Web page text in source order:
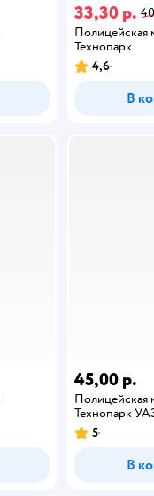
33,30 р.
Полицейская
Технопарк
4,6
В
45,00 р.
Полицейская
Технопарк
5
В